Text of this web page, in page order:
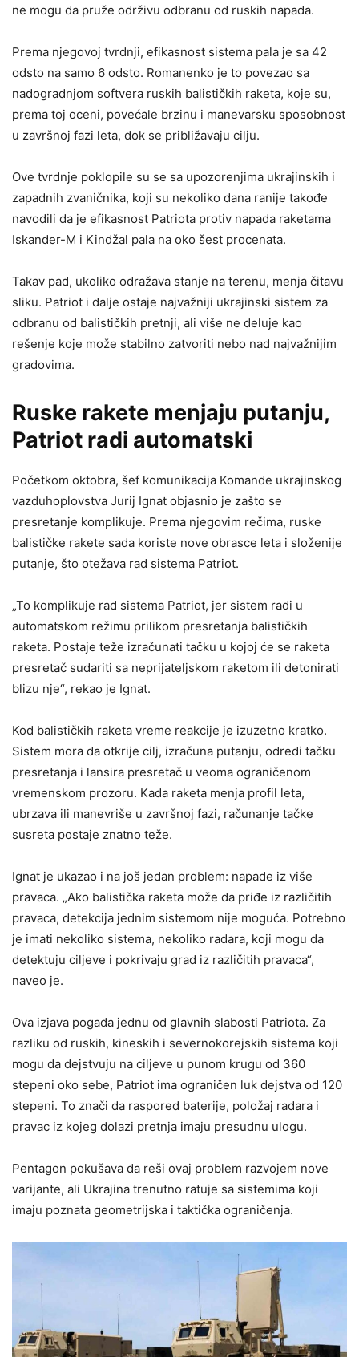
ne mogu da pruže održivu odbranu od ruskih napada.
Prema njegovoj tvrdnji, efikasnost sistema pala je sa 42
odsto na samo 6 odsto. Romanenko je to povezao sa
nadogradnjom softvera ruskih balističkih raketa, koje su,
prema toj oceni, povećale brzinu i manevarsku sposobnost
u završnoj fazi leta, dok se približavaju cilju.
Ove tvrdnje poklopile su se sa upozorenjima ukrajinskih i
zapadnih zvaničnika, koji su nekoliko dana ranije takođe
navodili da je efikasnost Patriota protiv napada raketama
Iskander-M i Kindžal pala na oko šest procenata.
Takav pad, ukoliko odražava stanje na terenu, menja čitavu
sliku. Patriot i dalje ostaje najvažniji ukrajinski sistem za
odbranu od balističkih pretnji, ali više ne deluje kao
rešenje koje može stabilno zatvoriti nebo nad najvažnijim
gradovima.
Ruske rakete menjaju putanju,
Patriot radi automatski
Početkom oktobra, šef komunikacija Komande ukrajinskog
vazduhoplovstva Jurij Ignat objasnio je zašto se
presretanje komplikuje. Prema njegovim rečima, ruske
balističke rakete sada koriste nove obrasce leta i složenije
putanje, što otežava rad sistema Patriot.
„To komplikuje rad sistema Patriot, jer sistem radi u
automatskom režimu prilikom presretanja balističkih
raketa. Postaje teže izračunati tačku u kojoj će se raketa
presretač sudariti sa neprijateljskom raketom ili detonirati
blizu nje“, rekao je Ignat.
Kod balističkih raketa vreme reakcije je izuzetno kratko.
Sistem mora da otkrije cilj, izračuna putanju, odredi tačku
presretanja i lansira presretač u veoma ograničenom
vremenskom prozoru. Kada raketa menja profil leta,
ubrzava ili manevriše u završnoj fazi, računanje tačke
susreta postaje znatno teže.
Ignat je ukazao i na još jedan problem: napade iz više
pravaca. „Ako balistička raketa može da priđe iz različitih
pravaca, detekcija jednim sistemom nije moguća. Potrebno
je imati nekoliko sistema, nekoliko radara, koji mogu da
detektuju ciljeve i pokrivaju grad iz različitih pravaca“,
naveo je.
Ova izjava pogađa jednu od glavnih slabosti Patriota. Za
razliku od ruskih, kineskih i severnokorejskih sistema koji
mogu da dejstvuju na ciljeve u punom krugu od 360
stepeni oko sebe, Patriot ima ograničen luk dejstva od 120
stepeni. To znači da raspored baterije, položaj radara i
pravac iz kojeg dolazi pretnja imaju presudnu ulogu.
Pentagon pokušava da reši ovaj problem razvojem nove
varijante, ali Ukrajina trenutno ratuje sa sistemima koji
imaju poznata geometrijska i taktička ograničenja.